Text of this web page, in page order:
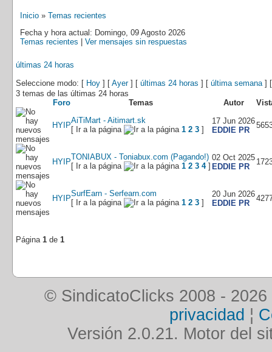
Inicio » Temas recientes
Fecha y hora actual: Domingo, 09 Agosto 2026
Temas recientes
Ver mensajes sin respuestas
últimas 24 horas
Seleccione modo: [ Hoy ] [ Ayer] [ últimas 24 horas ] [ última semana]
3 temas de las últimas 24 horas
Foro
Temas Autor
HYIP
AiTiMart - Aitimart.sk
[ Ir a la página
1 2 3 ]
17 Jun 2026
EDDIE PR
HYIP
TONIABUX - Toniabux.com (Pagando!)
[ Ir a la página
1 2 3 4]
02 Oct 2025
EDDIE PR
HYIP
SurfEarn - Serfearn.com
[ Ir a la página
1 2 3 ]
20 Jun 2026
EDDIE PR
Página 1 de 1
© SindicatoClicks 2008 - 2026
privacidad ¦
Versión 2.0.21. Motor del